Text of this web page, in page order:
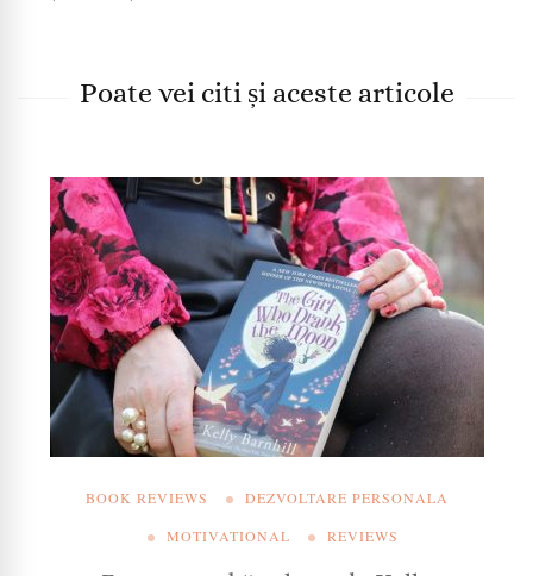
Poate vei citi și aceste articole
BOOK REVIEWS
DEZVOLTARE PERSONALA
MOTIVATIONAL
REVIEWS